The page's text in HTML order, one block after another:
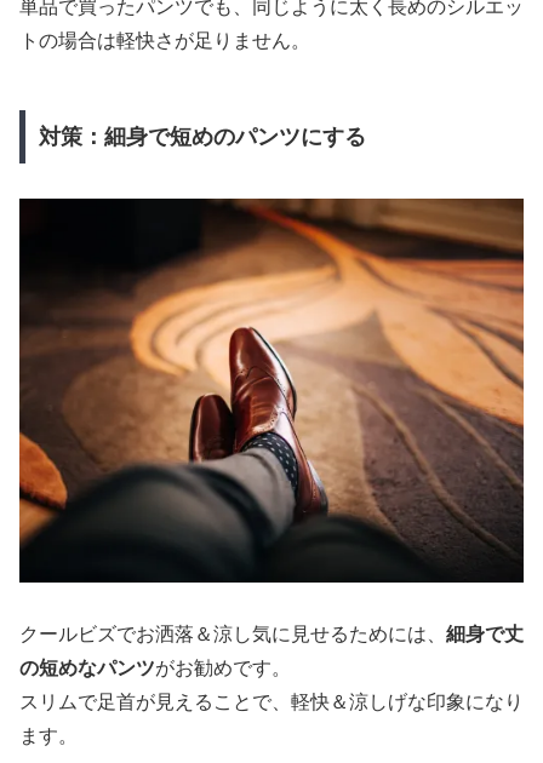
単品で買ったパンツでも、同じように太く長めのシルエッ
トの場合は軽快さが足りません。
対策：細身で短めのパンツにする
クールビズでお洒落＆涼し気に見せるためには、 細身で丈
の短めなパンツがお勧めです。
スリムで足首が見えることで、軽快＆涼しげな印象になり
ます。